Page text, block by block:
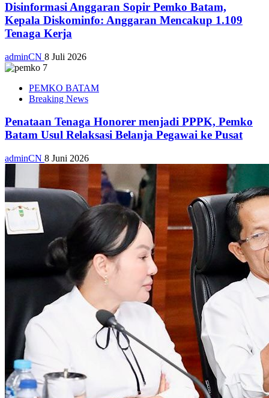
Disinformasi Anggaran Sopir Pemko Batam,
Kepala Diskominfo: Anggaran Mencakup 1.109
Tenaga Kerja
adminCN 8 Juli 2026
PEMKO BATAM
Breaking News
Penataan Tenaga Honorer menjadi PPPK, Pemko
Batam Usul Relaksasi Belanja Pegawai ke Pusat
adminCN 8 Juni 2026